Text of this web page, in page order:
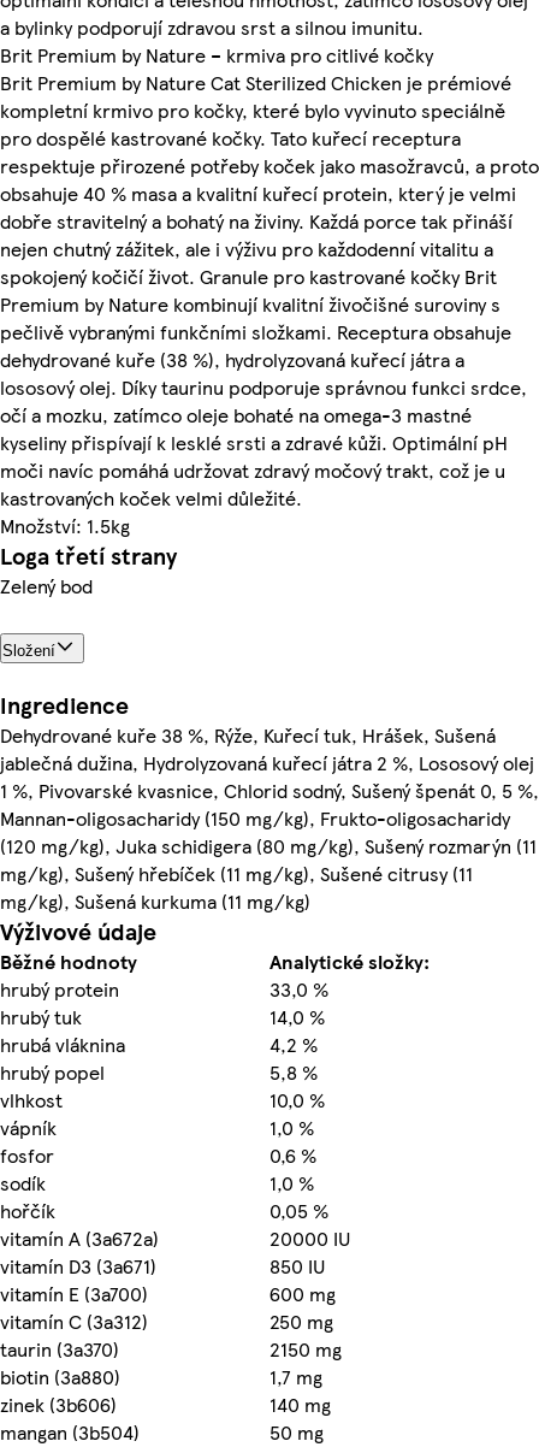
a bylinky podporují zdravou srst a silnou imunitu.
Brit Premium by Nature – krmiva pro citlivé kočky
Brit Premium by Nature Cat Sterilized Chicken je prémiové
kompletní krmivo pro kočky, které bylo vyvinuto speciálně
pro dospělé kastrované kočky. Tato kuřecí receptura
respektuje přirozené potřeby koček jako masožravců, a proto
obsahuje 40 % masa a kvalitní kuřecí protein, který je velmi
dobře stravitelný a bohatý na živiny. Každá porce tak přináší
nejen chutný zážitek, ale i výživu pro každodenní vitalitu a
spokojený kočičí život. Granule pro kastrované kočky Brit
Premium by Nature kombinují kvalitní živočišné suroviny s
pečlivě vybranými funkčními složkami. Receptura obsahuje
dehydrované kuře (38 %), hydrolyzovaná kuřecí játra a
lososový olej. Díky taurinu podporuje správnou funkci srdce,
očí a mozku, zatímco oleje bohaté na omega-3 mastné
kyseliny přispívají k lesklé srsti a zdravé kůži. Optimální pH
moči navíc pomáhá udržovat zdravý močový trakt, což je u
kastrovaných koček velmi důležité.
Množství: 1.5kg
Loga třetí strany
Zelený bod
Složení
Ingredience
Dehydrované kuře 38 %, Rýže, Kuřecí tuk, Hrášek, Sušená
jablečná dužina, Hydrolyzovaná kuřecí játra 2 %, Lososový olej
1 %, Pivovarské kvasnice, Chlorid sodný, Sušený špenát 0, 5 %,
Mannan-oligosacharidy (150 mg/kg), Frukto-oligosacharidy
(120 mg/kg), Juka schidigera (80 mg/kg), Sušený rozmarýn (11
mg/kg), Sušený hřebíček (11 mg/kg), Sušené citrusy (11
mg/kg), Sušená kurkuma (11 mg/kg)
Výživové údaje
Běžné hodnoty
Analytické složky:
hrubý protein
33,0 %
hrubý tuk
14,0 %
hrubá vláknina
4,2 %
hrubý popel
5,8 %
vlhkost
10,0 %
vápník
1,0 %
fosfor
0,6 %
sodík
1,0 %
hořčík
0,05 %
vitamín A (3a672a)
20000 IU
vitamín D3 (3a671)
850 IU
vitamín E (3a700)
600 mg
vitamín C (3a312)
250 mg
taurin (3a370)
2150 mg
biotin (3a880)
1,7 mg
zinek (3b606)
140 mg
mangan (3b504)
50 mg